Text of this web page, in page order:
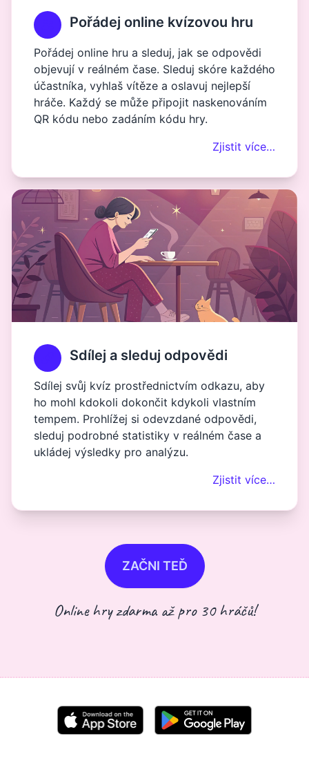
Pořádej online kvízovou hru
Pořádej online hru a sleduj, jak se odpovědi
objevují v reálném čase. Sleduj skóre každého
účastníka, vyhlaš vítěze a oslavuj nejlepší
hráče. Každý se může připojit naskenováním
QR kódu nebo zadáním kódu hry.
Zjistit více…
Sdílej a sleduj odpovědi
Sdílej svůj kvíz prostřednictvím odkazu, aby
ho mohl kdokoli dokončit kdykoli vlastním
tempem. Prohlížej si odevzdané odpovědi,
sleduj podrobné statistiky v reálném čase a
ukládej výsledky pro analýzu.
Zjistit více…
ZAČNI TEĎ
Online hry zdarma až pro 30 hráčů!